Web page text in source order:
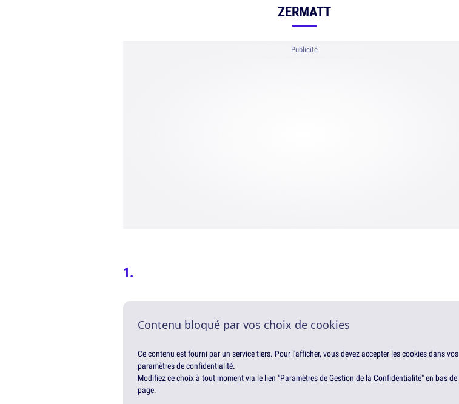
ZERMATT
Publicité
Contenu bloqué par vos choix de cookies
Ce contenu est fourni par un service tiers. Pour l'afficher, vous devez accepter les cookies dans vos
paramètres de confidentialité.
Modifiez ce choix à tout moment via le lien "Paramètres de Gestion de la Confidentialité" en bas de
page.